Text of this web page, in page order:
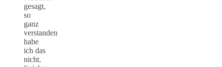
gesagt,
so
ganz
verstanden
habe
ich das
nicht.